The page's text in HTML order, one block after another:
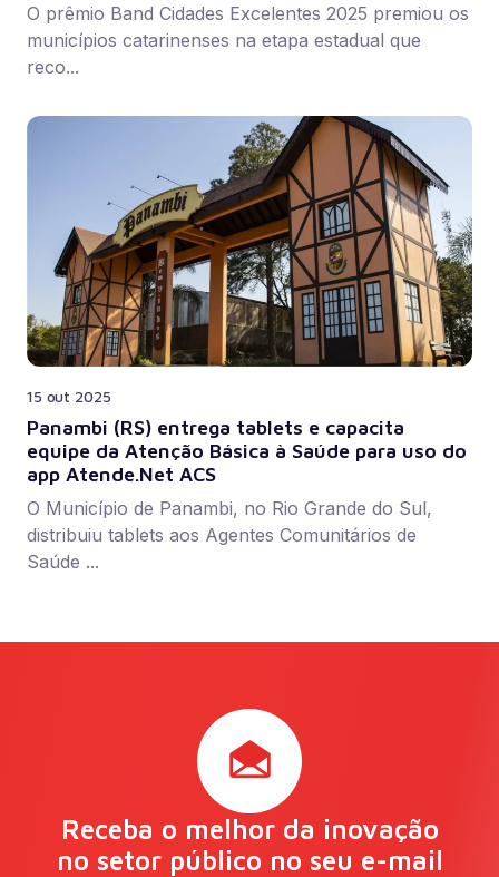
O prêmio Band Cidades Excelentes 2025 premiou os
municípios catarinenses na etapa estadual que
reco...
15 out 2025
Panambi (RS) entrega tablets e capacita
equipe da Atenção Básica à Saúde para uso do
app Atende.Net ACS
O Município de Panambi, no Rio Grande do Sul,
distribuiu tablets aos Agentes Comunitários de
Saúde ...
Receba o melhor da inovação
no setor público no seu e-mail